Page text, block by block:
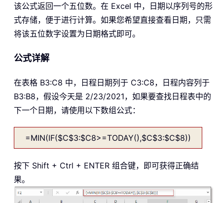
该公式返回一个五位数。在 Excel 中，日期以序列号的形
式存储，便于进行计算。如果您希望直接查看日期，只需
将该五位数字设置为日期格式即可。
公式详解
在表格 B3:C8 中，日程日期列于 C3:C8，日程内容列于
B3:B8，假设今天是 2/23/2021，如果要查找日程表中的
下一个日期，请使用以下数组公式：
=MIN(IF($C$3:$C8>=TODAY(),$C$3:$C$8))
按下 Shift + Ctrl + ENTER 组合键，即可获得正确结
果。